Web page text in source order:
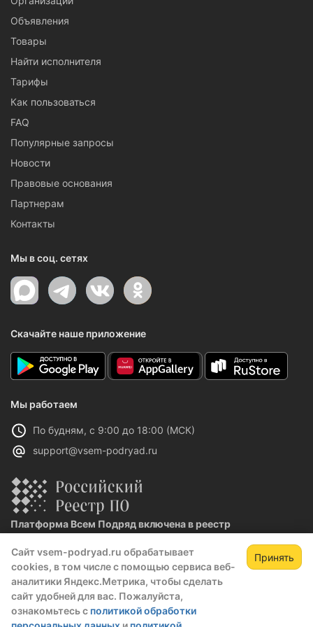
Сайт vsem-podryad.ru обрабатывает
cookies, в том числе с помощью сервиса веб-
аналитики Яндекс.Метрика, чтобы сделать
сайт удобней для вас. Пожалуйста,
ознакомьтесь с политикой обработки
Принять
Зарегистрируйтесь,
чтобы открыть сведения о закупке
скрытые данные станут доступны после
Объявления
Товары
Найти исполнителя
Тарифы
Как пользоваться
FAQ
Популярные запросы
Новости
Правовые основания
Партнерам
Контакты
Мы в соц. сетях
Скачайте наше приложение
Мы работаем
По будням, с 9:00 до 18:00 (МСК)
support@vsem-podryad.ru
Платформа Всем Подряд включена в реестр
Реестровая запись №32021 от 06.02.2026
Политика конфиденциальности